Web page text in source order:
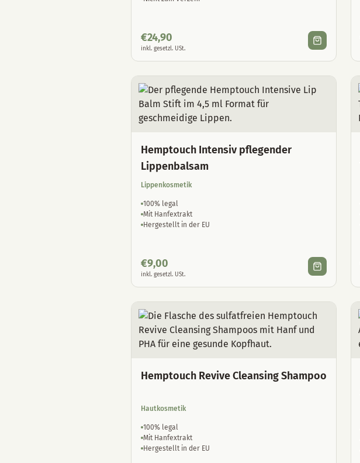
€24,90
inkl. gesetzl. USt.
Hemptouch Intensiv pflegender
Lippenbalsam
Lippenkosmetik
100% legal
Mit Hanfextrakt
Hergestellt in der EU
€9,00
inkl. gesetzl. USt.
Hemptouch Revive Cleansing Shampoo
Hautkosmetik
100% legal
Mit Hanfextrakt
Hergestellt in der EU